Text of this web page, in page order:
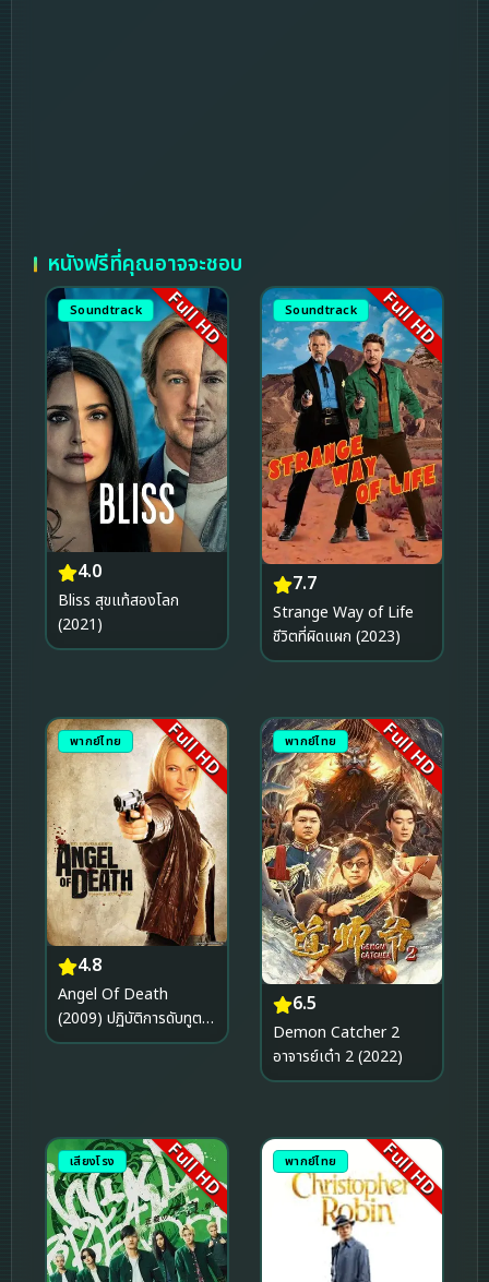
หนังฟรีที่คุณอาจจะชอบ
Soundtrack Full HD
4.0
Bliss สุขแท้สองโลก
(2021)
Soundtrack Full HD
7.7
Strange Way of Life
ชีวิตที่ผิดแผก (2023)
พากย์ไทย Full HD
4.8
Angel Of Death
(2009) ปฏิบัติการดับทูต
มรณะ
พากย์ไทย Full HD
6.5
Demon Catcher 2
อาจารย์เต๋า 2 (2022)
เสียงโรง Full HD พากย์ไทย Full HD